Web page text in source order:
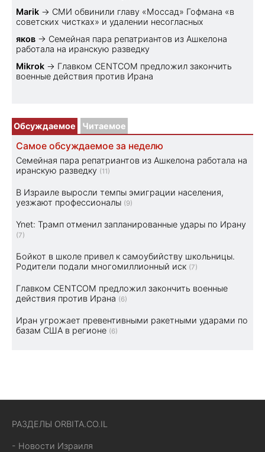
Marik → СМИ обвинили главу «Моссад» Гофмана «в
советских чистках» и удалении несогласных
яков → Семейная пара репатриантов из Ашкелона
работала на иранскую разведку
Mikrok → Главком CENTCOM предложил закончить
военные действия против Ирана
Обсуждаемое Читаемое
Самое обсуждаемое за неделю
Семейная пара репатриантов из Ашкелона работала на
иранскую разведку (11)
В Израиле выросли темпы эмиграции населения,
уезжают профессионалы (9)
Ynet: Трамп отменил запланированные удары по Ирану
(7)
Бойкот в школе привел к самоубийству школьницы.
Родители подали многомиллионный иск (7)
Главком CENTCOM предложил закончить военные
действия против Ирана (6)
Иран угрожает превентивными ракетными ударами по
базам США в регионе (6)
РАЗДЕЛЫ ORBITA.CO.IL
- Новости Израиля